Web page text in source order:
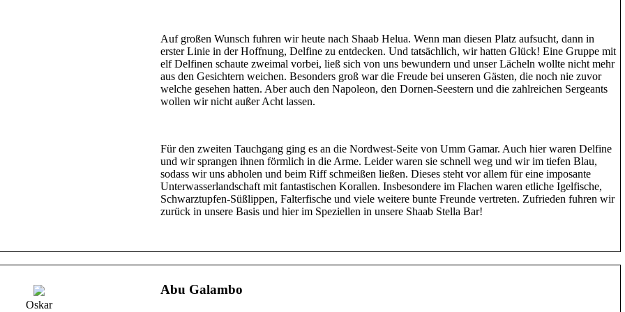
Auf großen Wunsch fuhren wir heute nach Shaab Helua. Wenn man diesen Platz aufsucht, dann in
erster Linie in der Hoffnung, Delfine zu entdecken. Und tatsächlich, wir hatten Glück! Eine Gruppe mit
elf Delfinen schaute zweimal vorbei, ließ sich von uns bewundern und unser Lächeln wollte nicht mehr
aus den Gesichtern weichen. Besonders groß war die Freude bei unseren Gästen, die noch nie zuvor
welche gesehen hatten. Aber auch den Napoleon, den Dornen-Seestern und die zahlreichen Sergeants
wollen wir nicht außer Acht lassen.
Für den zweiten Tauchgang ging es an die Nordwest-Seite von Umm Gamar. Auch hier waren Delfine
und wir sprangen ihnen förmlich in die Arme. Leider waren sie schnell weg und wir im tiefen Blau,
sodass wir uns abholen und beim Riff schmeißen ließen. Dieses steht vor allem für eine imposante
Unterwasserlandschaft mit fantastischen Korallen. Insbesondere im Flachen waren etliche Igelfische,
Schwarztupfen-Süßlippen, Falterfische und viele weitere bunte Freunde vertreten. Zufrieden fuhren wir
zurück in unsere Basis und hier im Speziellen in unsere Shaab Stella Bar!
Oskar
Abu Galambo